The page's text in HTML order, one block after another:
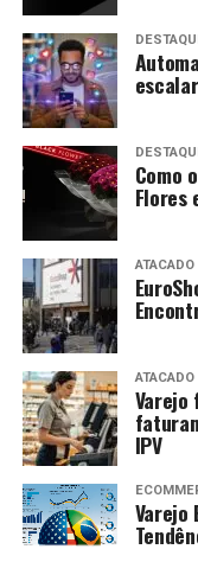
Como
Flores
ATACADO
ATACADO
IPV
Varejo